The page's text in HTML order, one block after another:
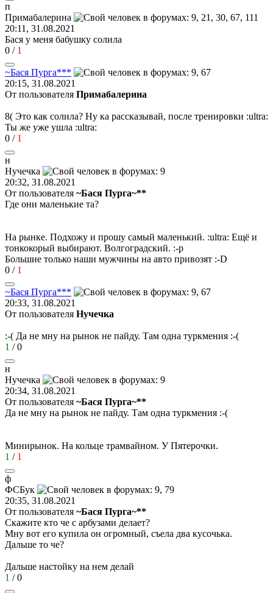
п
Примaбaлерина
20:11, 31.08.2021
Бася у меня бабушку солила
0 / 1
~Бася Пурга***
20:15, 31.08.2021
От пользователя Примaбaлерина
8( Это как солила? Ну ка рассказывай, после тренировки :ultra:
Ты же уже ушла :ultra:
0 / 1
н
Нучечка
20:32, 31.08.2021
От пользователя ~Бася Пурга~**
Где они маленькие та?
На рынке. Подхожу и прошу самый маленький. :ultra: Ещё и
тонкокорый выбирают. Волгоградский. :-p
Большие только наши мужчины на авто привозят :-D
0 / 1
~Бася Пурга***
20:33, 31.08.2021
От пользователя Нучечка
:-( Да не мну на рынок не пайду. Там одна туркмения :-(
1 /0
н
Нучечка
20:34, 31.08.2021
От пользователя ~Бася Пурга~**
Да не мну на рынок не пайду. Там одна туркмения :-(
Минирынок. На кольце трамвайном. У Пятерочки.
1 / 1
ф
ФСБук
20:35, 31.08.2021
От пользователя ~Бася Пурга~**
Скажите кто че с арбузами делает?
Мну вот его купила он огромный, съела два кусочька.
Дальше то че?
Дальше настойку на нем делай
1 /0